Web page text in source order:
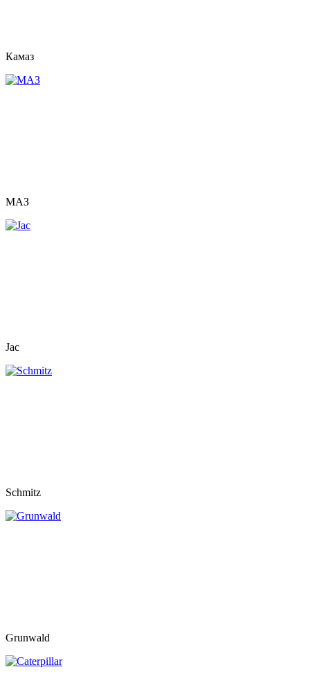
Камаз
МАЗ
Jac
Schmitz
Grunwald